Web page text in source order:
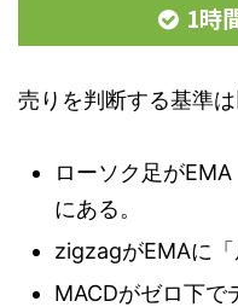
1時
売りを判断する基準は
ローソク足が
にある。
zigzagがEMAに「
MACDがゼロ下で